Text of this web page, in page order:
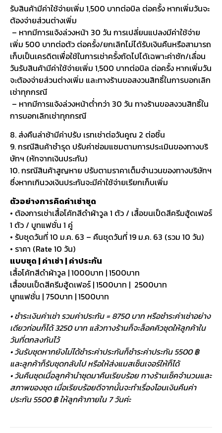
รับสินค้ามีค่าใช้จ่ายเพิ่ม 1,500 บาทต่อบิล ต่อครั้ง หากเพิ่มวันจะ
ต้องจ่ายส่วนต่างเพิ่ม
– หากมีการแจ้งล่วงหน้า 30 วัน การเปลี่ยนแปลงมีค่าใช้จ่าย
เพิ่ม 500 บาทต่อตัว ต่อครั้ง/ยกเลิกไม่ได้รับเงินคืนหรือสามารถ
เก็บเป็นเครดิตเพื่อใช้ในการเช่าครั้งถัดไปได้เฉพาะค่าซัก/เลื่อน
วันรับสินค้ามีค่าใช้จ่ายเพิ่ม 1,500 บาทต่อบิล ต่อครั้ง หากเพิ่มวัน
จะต้องจ่ายส่วนต่างเพิ่ม และทางร้านขอสงวนสิทธิ์ในการบอกเลิก
เช่าทุกกรณี
– หากมีการแจ้งล่วงหน้าต่ำกว่า 30 วัน ทางร้านขอสงวนสิทธิ์ใน
การบอกเลิกเช่าทุกกรณี
8. ส่งคืนล่าช้ามีค่าปรับ เรทเช่าต่อวันคูณ 2 ต่อชิ้น
9. กรณีสินค้าชำรุด ปรับค่าซ่อมแซมตามการประเมินของทางบริ
ษัทฯ (หักจากเงินประกัน)
10. กรณีสินค้าสูญหาย ปรับตามราคาเต็มจำนวนของทางบริษัทฯ
ซึ่งหากเกินวงเงินประกันจะมีค่าใช้จ่ายเรียกเก็บเพิ่ม
ตัวอย่างการคิดค่าเช่าชุด
• ต้องการเช่าเสื้อโค้ทสีดำผ้าวูล 1 ตัว / เสื้อขนเป็ดสีครีมฮู้ดเฟอร์
1 ตัว / บูทแฟชั่น 1 คู่
• รับชุดวันที่ 10 ม.ค. 63 – คืนชุดวันที่ 19 ม.ค. 63 (รวม 10 วัน)
• ราคา (Rate 10 วัน)
แบบชุด | ค่าเช่า | ค่าประกัน
เสื้อโค้ทสีดำผ้าวูล | 1000บาท | 1500บาท
เสื้อขนเป็ดสีครีมฮู้ดเฟอร์ | 1500บาท | 2500บาท
บูทแฟชั่น | 750บาท | 1500บาท
• ชำระเงินค่าเช่า รวมค่าประกัน = 8750 บาท หรือชำระค่าเช่าอย่าง
เดียวก่อนก็ได้ 3250 บาท แล้วทางร้านก็จะล็อคคิวชุดให้ลูกค้าใน
วันที่ตกลงกันไว้
• วันรับชุดหากยังไม่ได้ชำระค่าประกันก็ชำระค่าประกัน 5500 ฿
และลูกค้าก็รับชุดกลับไป หรือให้ส่งแมสเซ็นเจอร์ให้ก็ได้
• วันคืนชุดเมื่อลูกค้านำชุดมาคืนเรียบร้อย ทางร้านเช็คจำนวนและ
สภาพของชุด เมื่อเรียบร้อยดีจากนั้นจะทำเรื่องโอนเงินคืนค่า
ประกัน 5500 ฿ ให้ลูกค้าภายใน 7 วันค่ะ